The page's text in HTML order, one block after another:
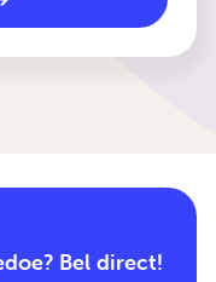
Bel direct!